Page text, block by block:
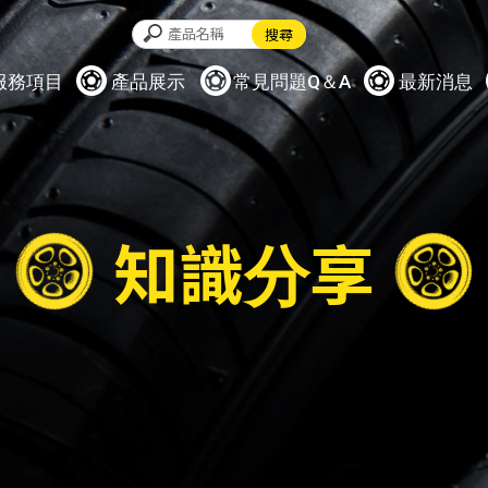
務項目 產品展示 常見問題Q＆A 最新消息
知識分享